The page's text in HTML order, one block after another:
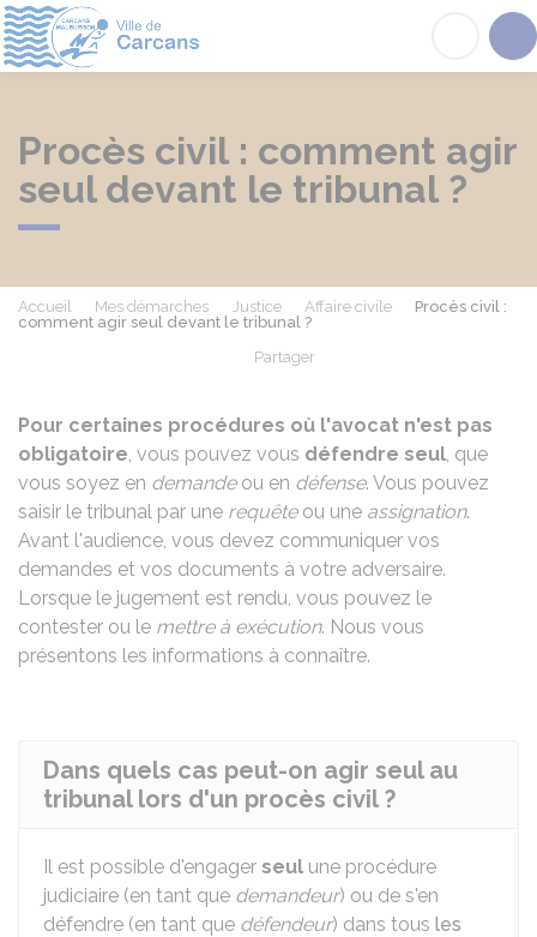
Procès civil : comment agir
seul devant le tribunal ?
Accueil Mes démarches Justice Affaire civile
Procès civil :
comment agir seul devant le tribunal ?
Partager
Pour certaines procédures où l'avocat n'est pas
obligatoire, vous pouvez vous défendre seul, que
vous soyez en demandeou en défense. Vous pouvez
saisir le tribunal par une requêteou une assignation.
Avant l'audience, vous devez communiquer vos
demandes et vos documents à votre adversaire.
Lorsque le jugement est rendu, vous pouvez le
contester ou le mettre à exécution. Nous vous
présentons les informations à connaître.
Dans quels cas peut-on agir seul au
tribunal lors d'un procès civil ?
Il est possible d'engager seul une procédure
judiciaire (en tant que demandeur) ou de s'en
défendre (en tant que défendeur) dans tous les